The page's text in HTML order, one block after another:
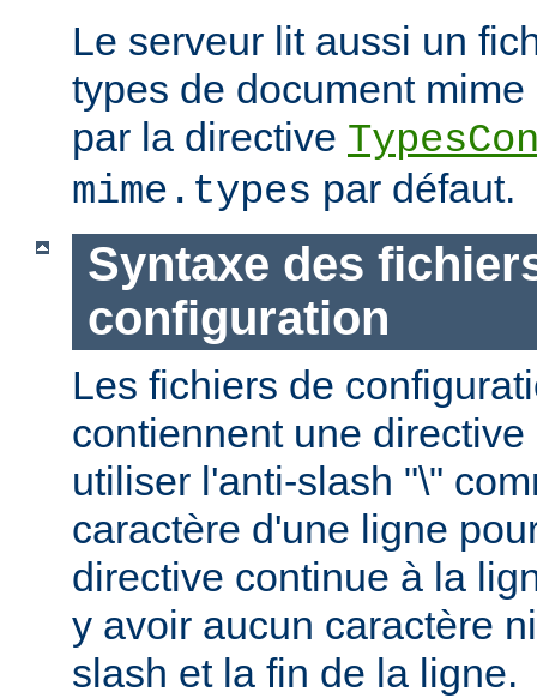
Le serveur lit aussi un
types de document
par la directive
mime.types par défaut.
Syntaxe des
configuration
Les fichiers de
contiennent une
utiliser l'anti-slash "\"
caractère d'une ligne
directive continue à la
y avoir aucun caractère
slash et la fin de la ligne.